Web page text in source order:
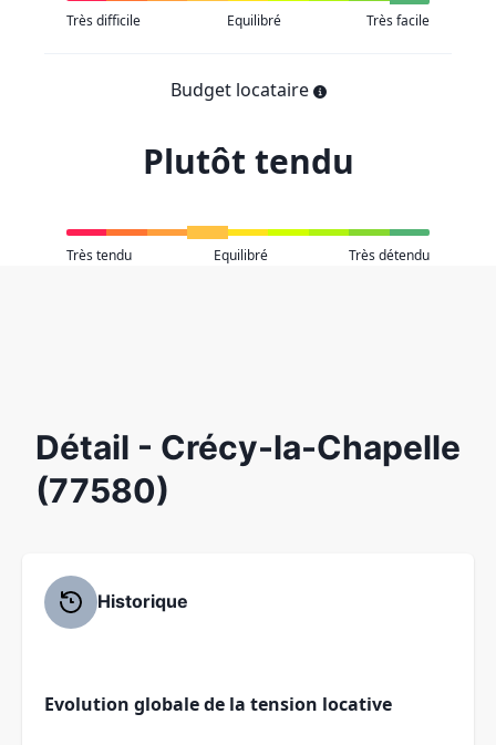
Très difficile Equilibré Très facile
Budget locataire
Plutôt tendu
Très tendu Equilibré Très détendu
Détail - Crécy-la-Chapelle
(77580)
Historique
Evolution globale de la tension locative